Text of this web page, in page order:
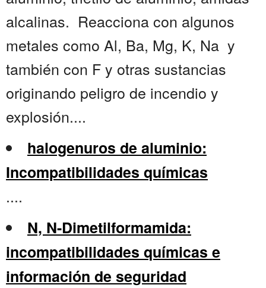
alcalinas. Reacciona con algunos
metales como Al, Ba, Mg, K, Na y
también con F y otras sustancias
originando peligro de incendio y
explosión....
halogenuros de aluminio:
Incompatibilidades químicas
....
N, N-Dimetilformamida:
incompatibilidades químicas e
información de seguridad